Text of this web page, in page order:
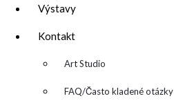
Výstavy
Kontakt
▼ Art Studio
FAQ/Často kladené otázky